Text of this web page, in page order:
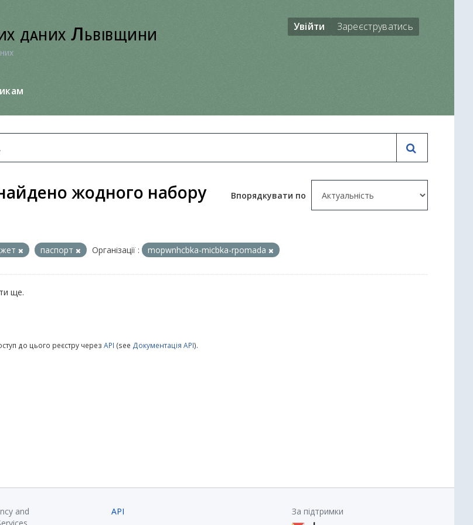
даних Львівщини Увійти Зареєструватись
Впорядкувати по
жодного набору
паспорт Організації : mopwnhcbka-micbka-rpomada
ще.
до цього реєстру через API (see Документація API).
and
API
За підтримки